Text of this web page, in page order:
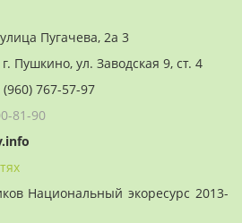
Пугачева, 2а 3
Пушкино, ул. Заводская 9, ст. 4
767-57-97
81-90
Национальный экоресурс 2013-